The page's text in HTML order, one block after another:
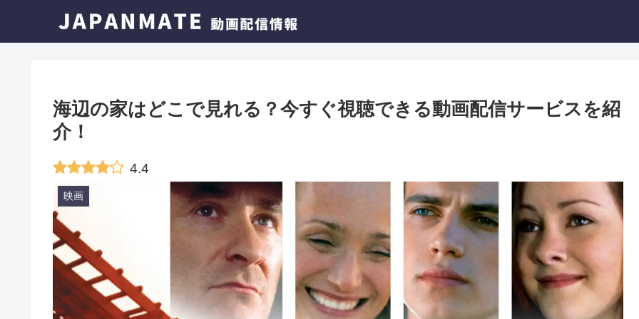
海辺の家はどこで見れる？今すぐ視聴できる動画配信サービスを紹
介！
4.4
映画